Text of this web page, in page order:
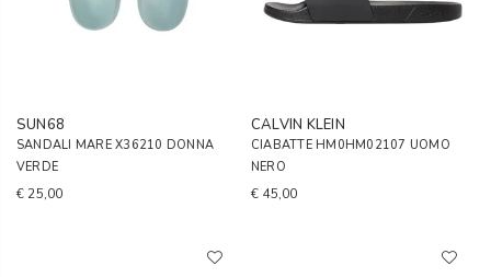
SUN68
SANDALI MARE X36210 DONNA
VERDE
€ 25,00
CALVIN KLEIN
CIABATTE HM0HM02107 UOMO
NERO
€ 45,00